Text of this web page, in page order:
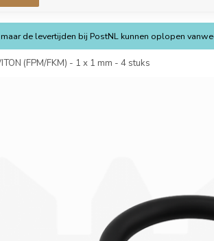
de levertijden bij PostNL kunnen oplopen
(FPM/FKM) - 1 x 1 mm - 4 stuks